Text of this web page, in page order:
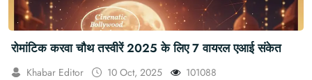
रोमांटिक करवा चौथ तस्वीरें 2025 के लिए 7 वायरल एआई संकेत
Khabar Editor 10 Oct, 2025 101088